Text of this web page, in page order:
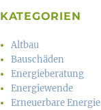
KATEGORIEN
Altbau
Bauschäden
Energieberatung
Energiewende
Erneuerbare Energie